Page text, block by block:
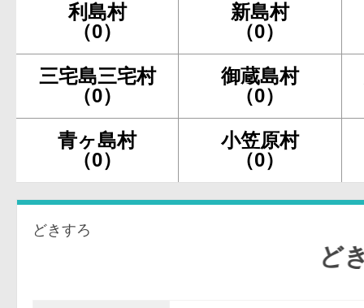
利島村
（0）
新島村
（0）
三宅島三宅村
（0）
御蔵島村
（0）
青ヶ島村
（0）
小笠原村
（0）
どきすろ
どき！